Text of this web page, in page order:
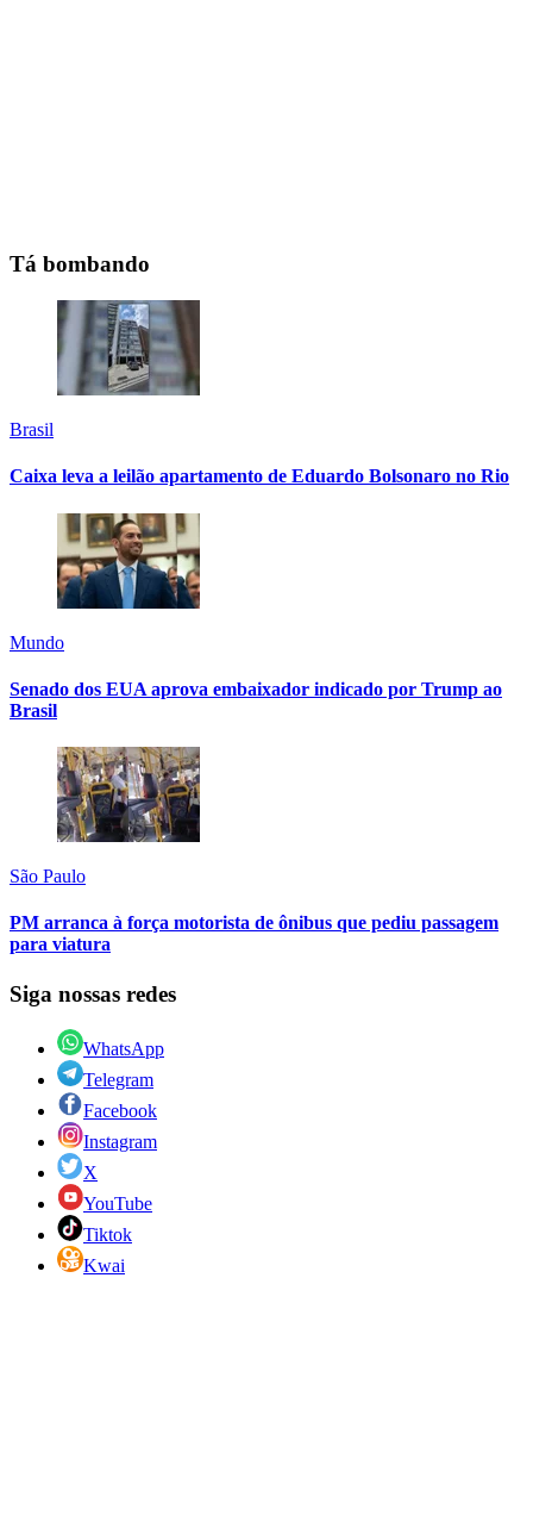
Tá bombando
Brasil
Caixa leva a leilão apartamento de Eduardo Bolsonaro no Rio
Mundo
Senado dos EUA aprova embaixador indicado por Trump ao
Brasil
São Paulo
PM arranca à força motorista de ônibus que pediu passagem
para viatura
Siga nossas redes
WhatsApp
Telegram
Facebook
Instagram
X
YouTube
Tiktok
Kwai